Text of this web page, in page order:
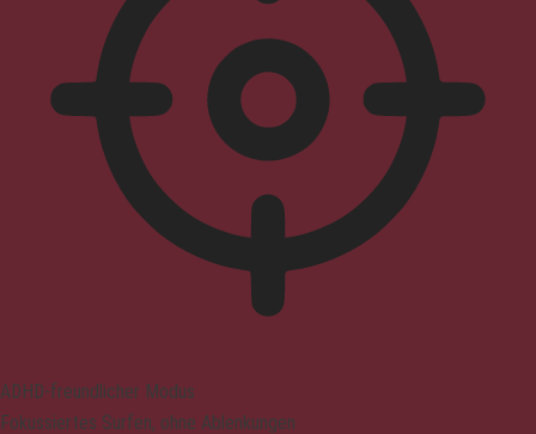
ADHD-freundlicher Modus
Fokussiertes Surfen, ohne Ablenkungen